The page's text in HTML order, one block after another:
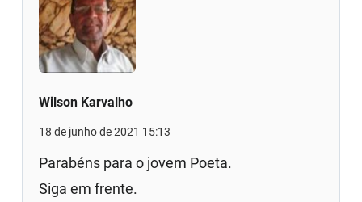
Wilson Karvalho
18 de junho de 2021 15:13
Parabéns para o jovem Poeta.
Siga em frente.